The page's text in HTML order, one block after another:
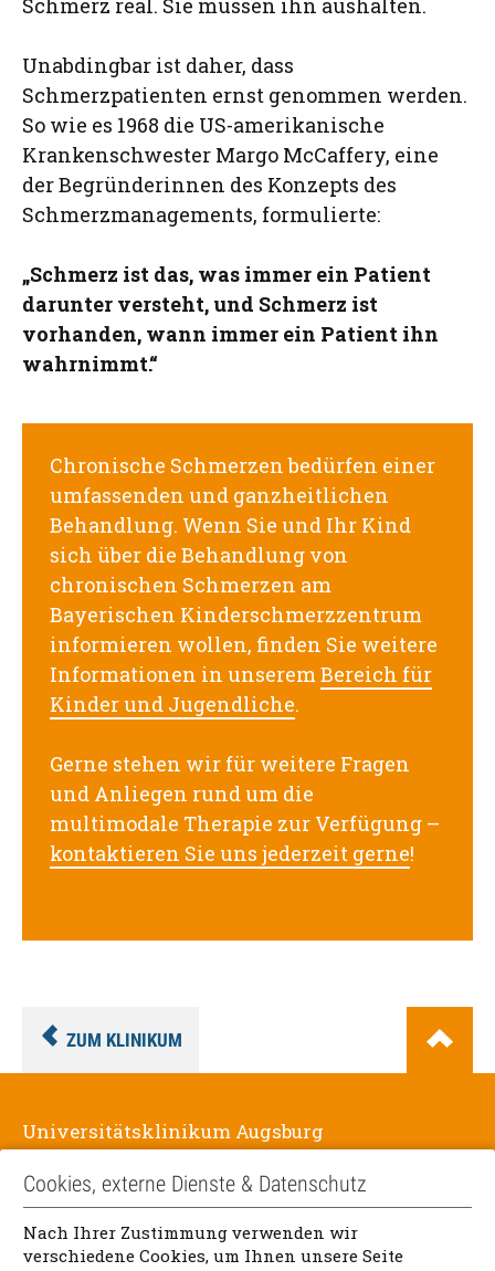
Schmerz real. Sie müssen ihn aushalten.
Unabdingbar ist daher, dass
Schmerzpatienten ernst genommen werden.
So wie es 1968 die US-amerikanische
Krankenschwester Margo McCaffery, eine
der Begründerinnen des Konzepts des
Schmerzmanagements, formulierte:
„Schmerz ist das, was immer ein Patient
darunter versteht, und Schmerz ist
vorhanden, wann immer ein Patient ihn
wahrnimmt.“
Chronische Schmerzen bedürfen einer
umfassenden und ganzheitlichen
Behandlung. Wenn Sie und Ihr Kind
sich über die Behandlung von
chronischen Schmerzen am
Bayerischen Kinderschmerzzentrum
informieren wollen, finden Sie weitere
Informationen in unseremBereich für
Kinder und Jugendliche.
Gerne stehen wir für weitere Fragen
und Anliegen rund um die
multimodale Therapie zur Verfügung –
kontaktieren Sie uns jederzeit gerne!
ZUM KLINIKUM
Universitätsklinikum Augsburg
86156 Augsburg
Telefon: +49 821 400-01
Cookies, externe Dienste & Datenschutz
Nach Ihrer Zustimmung verwenden wir
verschiedene Cookies, um Ihnen unsere Seite